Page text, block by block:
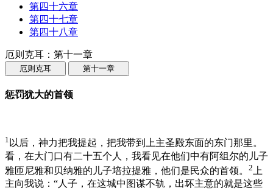
第四十六章
第四十七章
第四十八章
厄则克耳：第十一章
厄则克耳 第十一章
惩罚犹大的首领
1以后，神力把我提起，把我带到上主圣殿东面的东门那里。
看，在大门口有二十五个人，我看见在他们中有阿组尔的儿子
雅匝尼雅和贝纳雅的儿子培拉提雅，他们是民众的首领。 2 上
主向我说：“人子，在这城中图谋不轨，出坏主意的就是这些